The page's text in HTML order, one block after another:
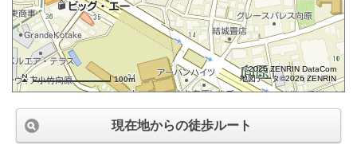
100m
©2026 ZENRIN DataCom
地図データ©2026 ZENRIN
現在地からの徒歩ルート